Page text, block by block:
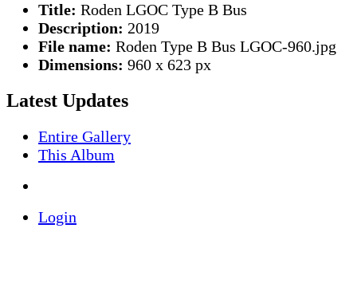
Title: Roden LGOC Type B Bus
Description: 2019
File name: Roden Type B Bus LGOC-960.jpg
Dimensions: 960 x 623 px
Latest Updates
Entire Gallery
This Album
Login